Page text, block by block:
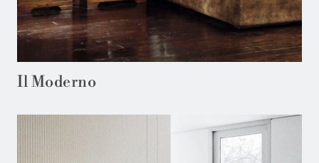
Il Moderno